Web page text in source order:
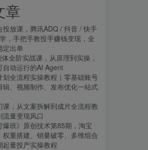
章
投放课，腾讯ADQ / 抖音 / 快手
，手把手教投手赚钱变现，全
定出单
全阶实战课，从原理到实操，
自动运行的AI Agent
划全流程实操教程｜零基础账号
辑、视频制作、发布优化一站式
课，从文案拆解到成片全流程教
量变现风口
爆班》原创技术第85期，淘宝
权重搭建、销量破零、多维组合
起量投产实操教程